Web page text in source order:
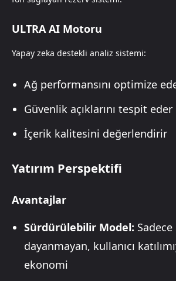
ULTRA AI Motoru
Yapay zeka destekli analiz sistemi:
Ağ performansını optimize
Güvenlik açıklarını tespit eder
İçerik kalitesini değerlendirir
Yatırım Perspektifi
Avantajlar
Sürdürülebilir Model: Sadece
dayanmayan, kullanıcı
ekonomi